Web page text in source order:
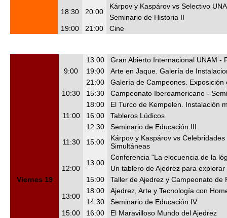
18:30 20:00
Kárpov y Kaspárov vs Selectivo
Seminario de Historia II
19:00
21:00 Cine
Viernes 19
9:00
13:00
Gran Abierto Internacional UNAM -
19:00
Arte en Jaque. Galería de
21:00
Galería de Campeones. Exposición
10:30
15:30 Campeonato Iberoamericano -
11:00
18:00
El Turco de Kempelen. Instalación
16:00
Tableros Lúdicos
12:30
Seminario de Educación III
11:30
15:00
Kárpov y Kaspárov vs
Simultáneas
12:00
13:00
Conferencia "La elocuencia de la
Un tablero de Ajedrez para
15:00
Taller de Ajedrez y Campeonato de
13:00
18:00
Ajedrez, Arte y Tecnología con
14:30
Seminario de Educación IV
15:00
16:00 El Maravilloso Mundo del Ajedrez